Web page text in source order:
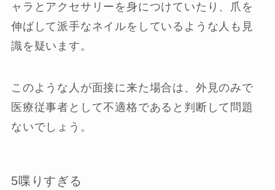
ャラとアクセサリーを身につけていたり、爪を
伸ばして派手なネイルをしているような人も見
識を疑います。
このような人が面接に来た場合は、外見のみで
医療従事者として不適格であると判断して問題
ないでしょう。
5喋りすぎる